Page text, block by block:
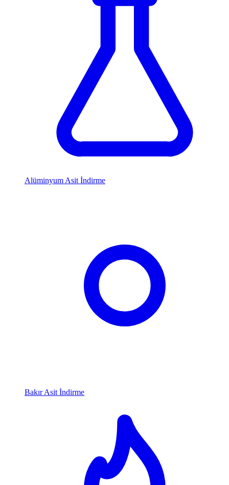
Alüminyum Asit İndirme
Bakır Asit İndirme